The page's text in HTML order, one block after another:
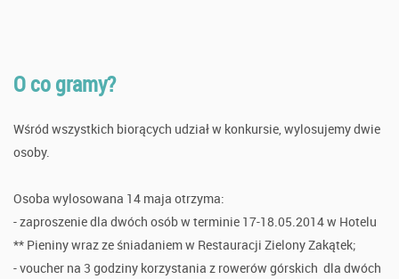
O co gramy?
Wśród wszystkich biorących udział w konkursie, wylosujemy dwie
osoby.
Osoba wylosowana 14 maja otrzyma:
- zaproszenie dla dwóch osób w terminie 17-18.05.2014 w Hotelu
** Pieniny wraz ze śniadaniem w Restauracji Zielony Zakątek;
- voucher na 3 godziny korzystania z rowerów górskich dla dwóch